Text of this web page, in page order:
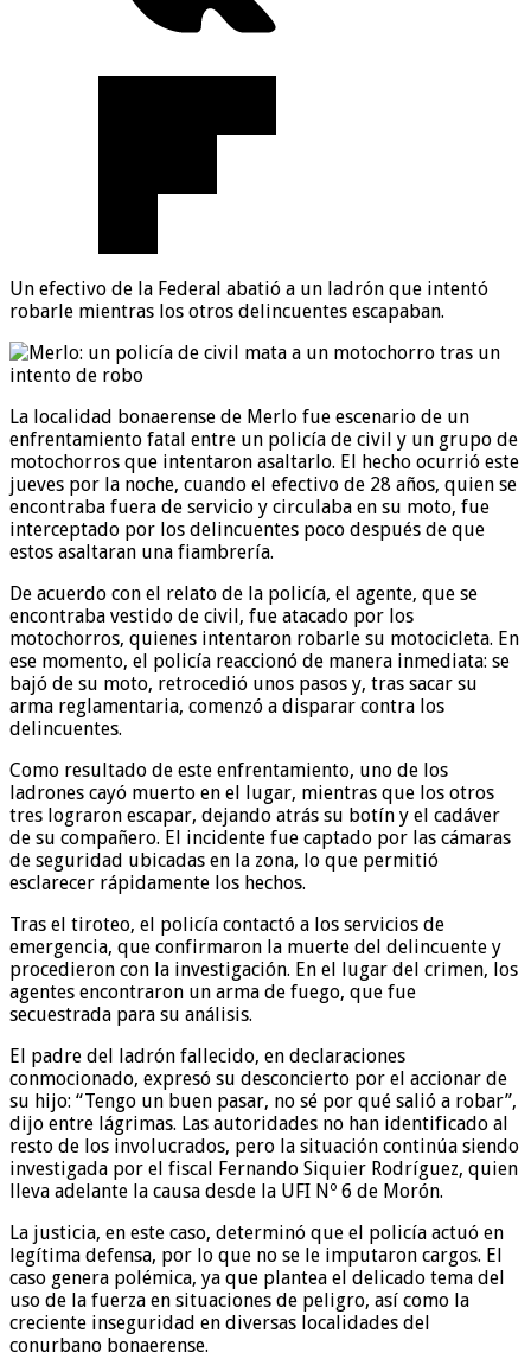
Un efectivo de la Federal abatió a un ladrón que intentó
robarle mientras los otros delincuentes escapaban.
La localidad bonaerense de Merlo fue escenario de un
enfrentamiento fatal entre un policía de civil y un grupo de
motochorros que intentaron asaltarlo. El hecho ocurrió este
jueves por la noche, cuando el efectivo de 28 años, quien se
encontraba fuera de servicio y circulaba en su moto, fue
interceptado por los delincuentes poco después de que
estos asaltaran una fiambrería.
De acuerdo con el relato de la policía, el agente, que se
encontraba vestido de civil, fue atacado por los
motochorros, quienes intentaron robarle su motocicleta. En
ese momento, el policía reaccionó de manera inmediata: se
bajó de su moto, retrocedió unos pasos y, tras sacar su
arma reglamentaria, comenzó a disparar contra los
delincuentes.
Como resultado de este enfrentamiento, uno de los
ladrones cayó muerto en el lugar, mientras que los otros
tres lograron escapar, dejando atrás su botín y el cadáver
de su compañero. El incidente fue captado por las cámaras
de seguridad ubicadas en la zona, lo que permitió
esclarecer rápidamente los hechos.
Tras el tiroteo, el policía contactó a los servicios de
emergencia, que confirmaron la muerte del delincuente y
procedieron con la investigación. En el lugar del crimen, los
agentes encontraron un arma de fuego, que fue
secuestrada para su análisis.
El padre del ladrón fallecido, en declaraciones
conmocionado, expresó su desconcierto por el accionar de
su hijo: “Tengo un buen pasar, no sé por qué salió a robar”,
dijo entre lágrimas. Las autoridades no han identificado al
resto de los involucrados, pero la situación continúa siendo
investigada por el fiscal Fernando Siquier Rodríguez, quien
lleva adelante la causa desde la UFI Nº 6 de Morón.
La justicia, en este caso, determinó que el policía actuó en
legítima defensa, por lo que no se le imputaron cargos. El
caso genera polémica, ya que plantea el delicado tema del
uso de la fuerza en situaciones de peligro, así como la
creciente inseguridad en diversas localidades del
conurbano bonaerense.